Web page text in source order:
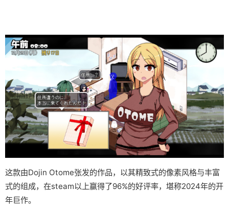
这款由Dojin Otome张发的作品，以其精致式的像素风格与丰富
式的组成，在steam以上赢得了​​96%的好评率​​，堪称2024年的开
年巨作。